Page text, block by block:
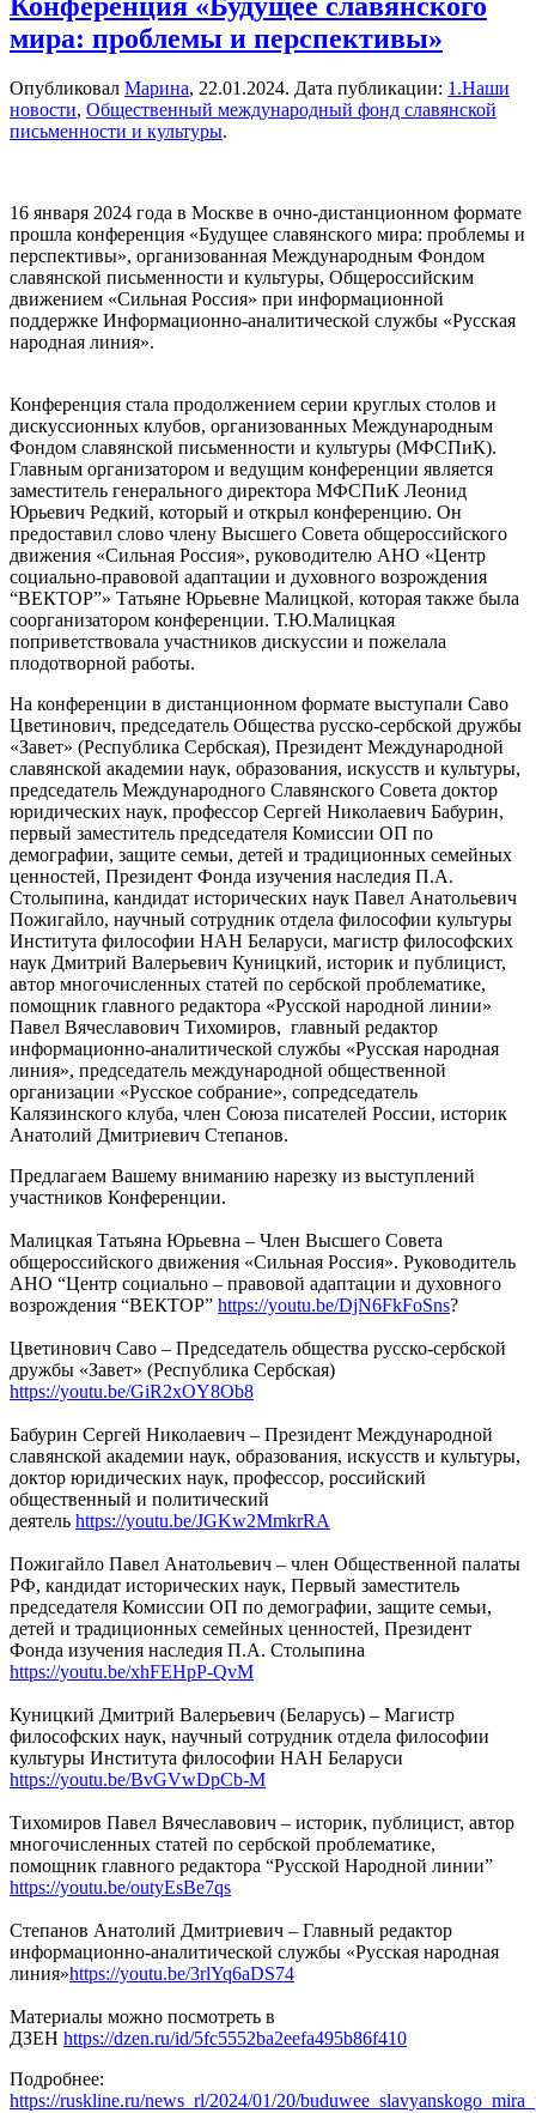
мира: проблемы и перспективы»
Опубликовал Марина, 22.01.2024. Дата публикации: 1.Наши
новости, Общественный международный фонд славянской
письменности и культуры.
16 января 2024 года в Москве в очно-дистанционном формате
прошла конференция «Будущее славянского мира: проблемы и
перспективы», организованная Международным Фондом
славянской письменности и культуры, Общероссийским
движением «Сильная Россия» при информационной
поддержке Информационно-аналитической службы «Русская
народная линия».
Конференция стала продолжением серии круглых столов и
дискуссионных клубов, организованных Международным
Фондом славянской письменности и культуры (МФСПиК).
Главным организатором и ведущим конференции является
заместитель генерального директора МФСПиК Леонид
Юрьевич Редкий, который и открыл конференцию. Он
предоставил слово члену Высшего Совета общероссийского
движения «Сильная Россия», руководителю АНО «Центр
социально-правовой адаптации и духовного возрождения
“ВЕКТОР”» Татьяне Юрьевне Малицкой, которая также была
соорганизатором конференции. Т.Ю.Малицкая
поприветствовала участников дискуссии и пожелала
плодотворной работы.
На конференции в дистанционном формате выступали Саво
Цветинович, председатель Общества русско-сербской дружбы
«Завет» (Республика Сербская), Президент Международной
славянской академии наук, образования, искусств и культуры,
председатель Международного Славянского Совета доктор
юридических наук, профессор Сергей Николаевич Бабурин,
первый заместитель председателя Комиссии ОП по
демографии, защите семьи, детей и традиционных семейных
ценностей, Президент Фонда изучения наследия П.А.
Столыпина, кандидат исторических наук Павел Анатольевич
Пожигайло, научный сотрудник отдела философии культуры
Института философии НАН Беларуси, магистр философских
наук Дмитрий Валерьевич Куницкий, историк и публицист,
автор многочисленных статей по сербской проблематике,
помощник главного редактора «Русской народной линии»
Павел Вячеславович Тихомиров, главный редактор
информационно-аналитической службы «Русская народная
линия», председатель международной общественной
организации «Русское собрание», сопредседатель
Калязинского клуба, член Союза писателей России, историк
Анатолий Дмитриевич Степанов.
Предлагаем Вашему вниманию нарезку из выступлений
участников Конференции.
Малицкая Татьяна Юрьевна – Член Высшего Совета
общероссийского движения «Сильная Россия». Руководитель
АНО “Центр социально – правовой адаптации и духовного
возрождения “ВЕКТОР” https://youtu.be/DjN6FkFoSns?
Цветинович Саво – Председатель общества русско-сербской
дружбы «Завет» (Республика Сербская)
https://youtu.be/GiR2xOY8Ob8
Бабурин Сергей Николаевич – Президент Международной
славянской академии наук, образования, искусств и культуры,
доктор юридических наук, профессор, российский
общественный и политический
деятель https://youtu.be/JGKw2MmkrRA
Пожигайло Павел Анатольевич – член Общественной палаты
РФ, кандидат исторических наук, Первый заместитель
председателя Комиссии ОП по демографии, защите семьи,
детей и традиционных семейных ценностей, Президент
Фонда изучения наследия П.А. Столыпина
https://youtu.be/xhFEHpP-QvM
Куницкий Дмитрий Валерьевич (Беларусь) – Магистр
философских наук, научный сотрудник отдела философии
культуры Института философии НАН Беларуси
https://youtu.be/BvGVwDpCb-M
Тихомиров Павел Вячеславович – историк, публицист, автор
многочисленных статей по сербской проблематике,
помощник главного редактора “Русской Народной линии”
https://youtu.be/outyEsBe7qs
Степанов Анатолий Дмитриевич – Главный редактор
информационно-аналитической службы «Русская народная
линия»https://youtu.be/3rlYq6aDS74
Материалы можно посмотреть в
ДЗЕН https://dzen.ru/id/5fc5552ba2eefa495b86f410
Подробнее:
https://ruskline.ru/news_rl/2024/01/20/